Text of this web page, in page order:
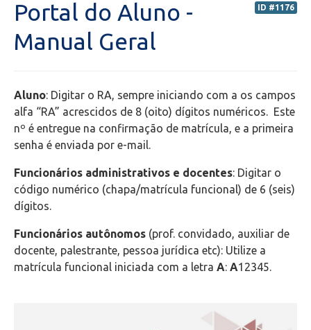
Portal do Aluno
Transporte Escolar
Bolsas de estudos
Secretaria de Administração Escolar - SAE
Financeiro
ID #1176
Portal do Aluno -
Manual Geral
Aluno: Digitar o RA, sempre iniciando com a os campos
alfa “RA” acrescidos de 8 (oito) dígitos numéricos. Este
nº é entregue na confirmação de matrícula, e a primeira
senha é enviada por e-mail.
Funcionários administrativos e docentes: Digitar o
código numérico (chapa/matrícula funcional) de 6 (seis)
dígitos.
Funcionários autônomos (prof. convidado, auxiliar de
docente, palestrante, pessoa jurídica etc): Utilize a
matrícula funcional iniciada com a letra A: A12345.